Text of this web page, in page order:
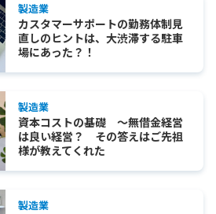
製造業
カスタマーサポートの勤務体制見
直しのヒントは、大渋滞する駐車
場にあった？！
製造業
資本コストの基礎 ～無借金経営
は良い経営？ その答えはご先祖
様が教えてくれた
製造業